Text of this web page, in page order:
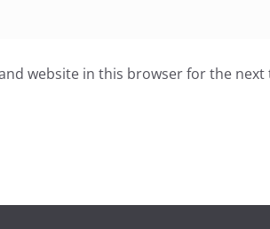
website in this browser for the